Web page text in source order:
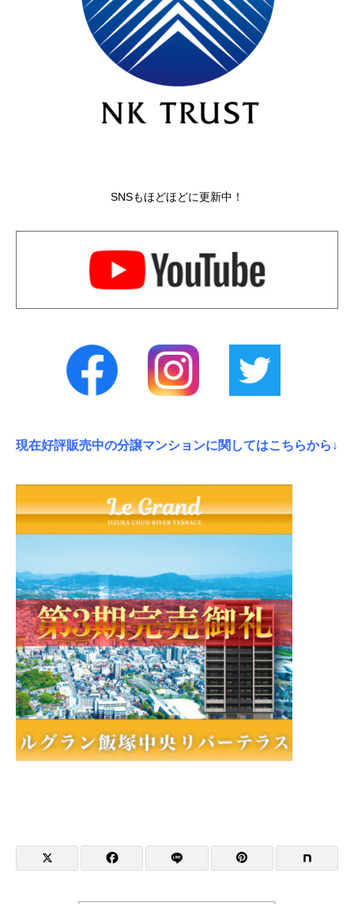
SNSもほどほどに更新中！
現在好評販売中の分譲マンションに関してはこちらから↓